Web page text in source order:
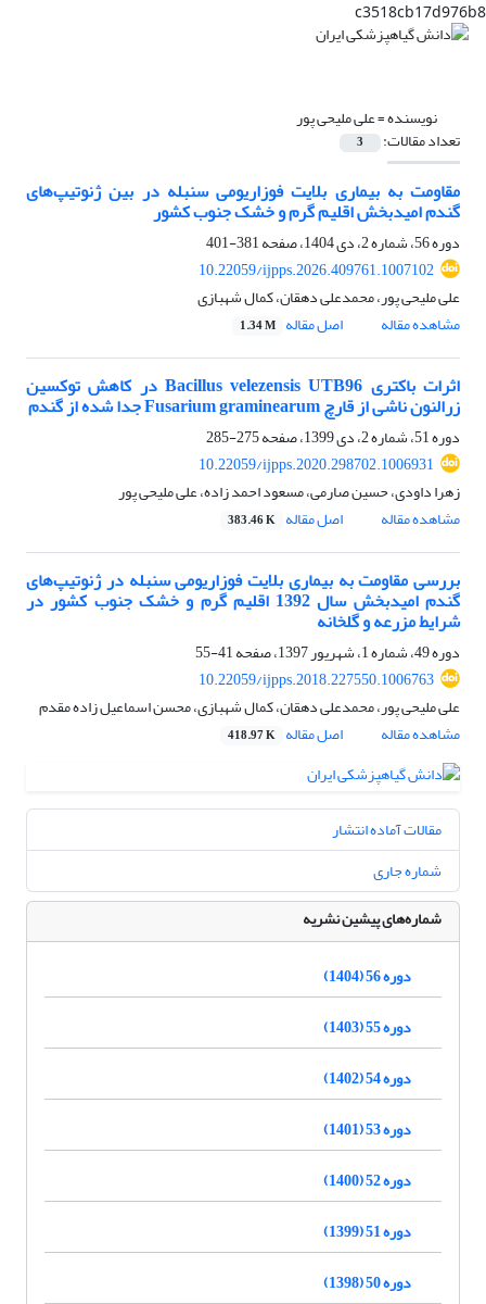
c3518cb17d976b8
نویسنده =علی ملیحی پور
تعداد مقالات: 3
مقاومت به بیماری بلایت فوزاریومی سنبله در بین ژنوتیپ‌های
گندم امیدبخش اقلیم گرم و خشک جنوب کشور
دوره 56، شماره 2، دی 1404، صفحه
381-401
10.22059/ijpps.2026.409761.1007102
علی ملیحی پور، محمدعلی دهقان، کمال شهبازی
مشاهده مقاله
اصل مقاله 1.34 M
اثرات باکتری Bacillus velezensis UTB96 در کاهش توکسین
زرالنون ناشی از قارچ Fusarium graminearum جدا شده از گندم
دوره 51، شماره 2، دی 1399، صفحه
275-285
10.22059/ijpps.2020.298702.1006931
زهرا داودی، حسین صارمی، مسعود احمد زاده، علی ملیحی پور
مشاهده مقاله
اصل مقاله 383.46 K
بررسی مقاومت به بیماری بلایت فوزاریومی سنبله در ژنوتیپ‌های
گندم امیدبخش سال 1392 اقلیم گرم و خشک جنوب کشور در
شرایط مزرعه و گلخانه
دوره 49، شماره 1، شهریور 1397، صفحه
41-55
10.22059/ijpps.2018.227550.1006763
علی ملیحی پور، محمدعلی دهقان، کمال شهبازی، محسن اسماعیل زاده مقدم
مشاهده مقاله
اصل مقاله 418.97 K
مقالات آماده انتشار
شماره جاری
شماره‌های پیشین نشریه
دوره 56 (1404)
دوره 55 (1403)
دوره 54 (1402)
دوره 53 (1401)
دوره 52 (1400)
دوره 51 (1399)
دوره 50 (1398)